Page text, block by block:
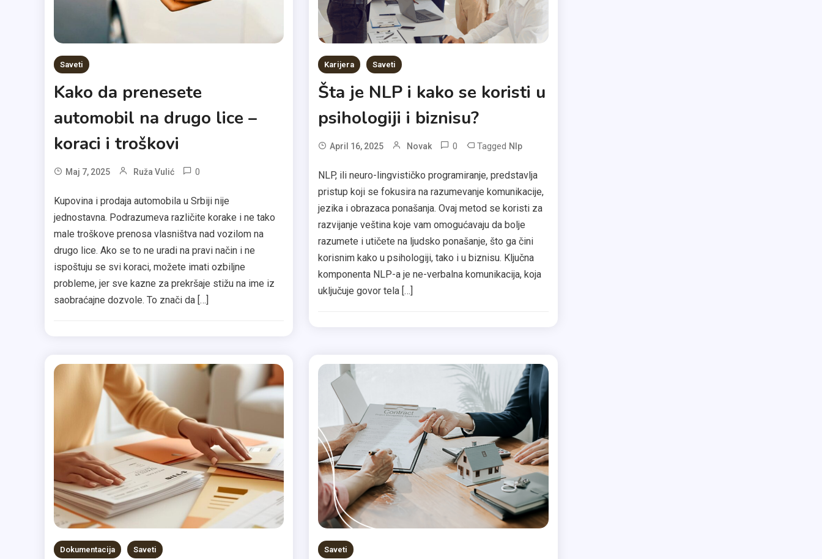
Saveti
Kako da prenesete
automobil na drugo lice –
koraci i troškovi
Maj 7, 2025 Ruža Vulić 0
Kupovina i prodaja automobila u Srbiji nije
jednostavna. Podrazumeva različite korake i ne tako
male troškove prenosa vlasništva nad vozilom na
drugo lice. Ako se to ne uradi na pravi način i ne
ispoštuju se svi koraci, možete imati ozbiljne
probleme, jer sve kazne za prekršaje stižu na ime iz
saobraćajne dozvole. To znači da […]
Karijera Saveti
Šta je NLP i kako se koristi u
psihologiji i biznisu?
April 16, 2025 Novak 0 Tagged Nlp
NLP, ili neuro-lingvističko programiranje, predstavlja
pristup koji se fokusira na razumevanje komunikacije,
jezika i obrazaca ponašanja. Ovaj metod se koristi za
razvijanje veština koje vam omogućavaju da bolje
razumete i utičete na ljudsko ponašanje, što ga čini
korisnim kako u psihologiji, tako i u biznisu. Ključna
komponenta NLP-a je ne-verbalna komunikacija, koja
uključuje govor tela […]
Dokumentacija Saveti Saveti